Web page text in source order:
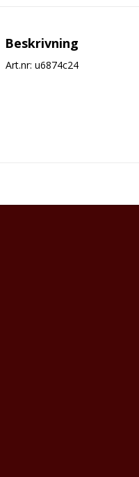
Beskrivning
Art.nr: u6874c24